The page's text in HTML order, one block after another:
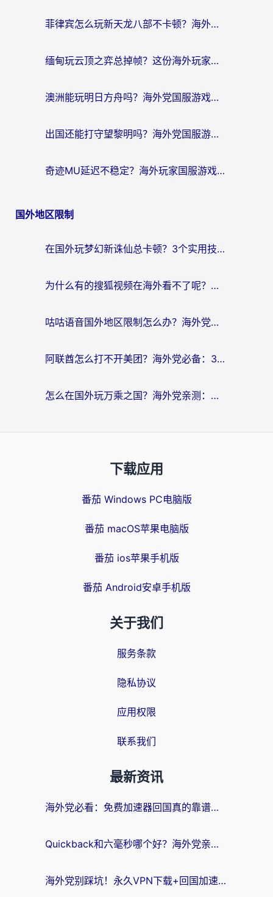
菲律宾怎么玩新天龙八部不卡顿？海外党国服游戏加速器终极指南（附欧洲国外玩家实测）
缅甸玩云顶之弈总掉帧？这份海外玩家专属加速器攻略帮你上分
澳洲能玩明日方舟吗？海外党国服游戏畅玩终极指南（附实用加速器选择技巧）
出国还能打守望黎明吗？海外党国服游戏不卡顿的终极解法
奇迹MU延迟不稳定？海外玩家国服游戏加速器终极指南：从卡顿到丝滑的秘密
国外地区限制
在国外玩梦幻新诛仙总卡顿？3个实用技巧解决海外党痛点（附回国加速器选择指南）
为什么有的搜狐视频在海外看不了呢？留学生亲测有效的回国加速攻略
咕咕语音国外地区限制怎么办？海外党必备的回国加速器选择指南（附音悦Tai、搜狐视频解决妙招）
阿联酋怎么打不开美团？海外党必备：3步解决回国追剧、看球、刷B站的全部烦恼
怎么在国外玩万乘之国？海外党亲测：突破限制的3个实用技巧
下载应用
番茄 Windows PC电脑版
番茄 macOS苹果电脑版
番茄 ios苹果手机版
番茄 Android安卓手机版
关于我们
服务条款
隐私协议
应用权限
联系我们
最新资讯
海外党必看：免费加速器回国真的靠谱吗？3步教你选到好用的归雁替代
Quickback和六毫秒哪个好？海外党亲测：选对回国加速器，无缝刷剧办公不再愁
海外党别踩坑！永久VPN下载+回国加速器选择指南，无缝刷国内剧游戏支付